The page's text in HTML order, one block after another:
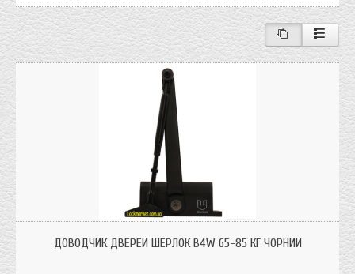
чорного кольору два регулювання швидкості
ДОВОДЧИК ДВЕРЕЙ ШЕРЛОК B4W 65-85 КГ ЧОРНИЙ